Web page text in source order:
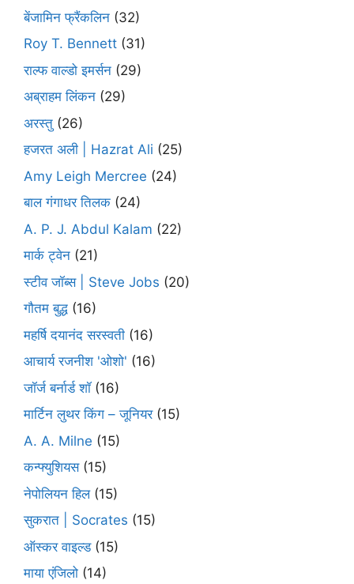
बेंजामिन फ्रैंकलिन (32)
Roy T. Bennett (31)
राल्फ वाल्डो इमर्सन (29)
अब्राहम लिंकन (29)
अरस्तु (26)
हजरत अली | Hazrat Ali (25)
Amy Leigh Mercree (24)
बाल गंगाधर तिलक (24)
A. P. J. Abdul Kalam (22)
मार्क ट्वेन (21)
स्टीव जॉब्स | Steve Jobs (20)
गौतम बुद्ध (16)
महर्षि दयानंद सरस्वती (16)
आचार्य रजनीश 'ओशो' (16)
जॉर्ज बर्नार्ड शॉ(16)
मार्टिन लुथर किंग – जूनियर(15)
A. A. Milne (15)
कन्फ्युशियस(15)
नेपोलियन हिल(15)
सुकरात | Socrates (15)
ऑस्कर वाइल्ड(15)
माया एंजिलो (14)